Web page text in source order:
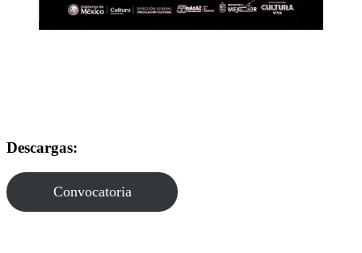
Descargas:
Convocatoria